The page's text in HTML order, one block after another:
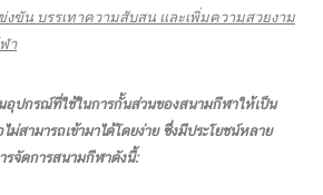
ขัน บรรเทาความสับสน และเพิ่มความสวยงาม
า
อุปกรณ์ที่ใช้ในการกั้นส่วนของสนามกีฬาให้เป็น
ม่สามารถเข้ามาได้โดยง่าย ซึ่งมีประโยชน์หลาย
รจัดการสนามกีฬาดังนี้: